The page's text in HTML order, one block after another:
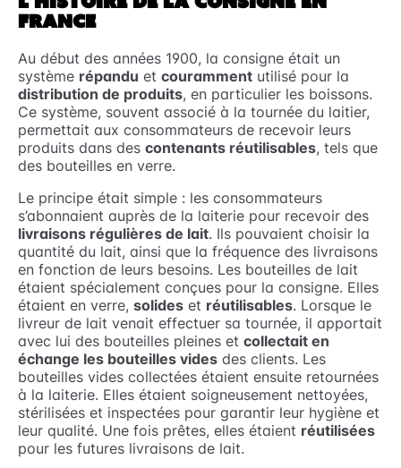
FRANCE
Au début des années 1900, la consigne était un
système répandu et couramment utilisé pour la
distribution de produits, en particulier les boissons.
Ce système, souvent associé à la tournée du laitier,
permettait aux consommateurs de recevoir leurs
produits dans des contenants réutilisables, tels que
des bouteilles en verre.
Le principe était simple : les consommateurs
s’abonnaient auprès de la laiterie pour recevoir des
livraisons régulières de lait. Ils pouvaient choisir la
quantité du lait, ainsi que la fréquence des livraisons
en fonction de leurs besoins. Les bouteilles de lait
étaient spécialement conçues pour la consigne. Elles
étaient en verre, solides et réutilisables. Lorsque le
livreur de lait venait effectuer sa tournée, il apportait
avec lui des bouteilles pleines et collectait en
échange les bouteilles vides des clients. Les
bouteilles vides collectées étaient ensuite retournées
à la laiterie. Elles étaient soigneusement nettoyées,
stérilisées et inspectées pour garantir leur hygiène et
leur qualité. Une fois prêtes, elles étaient réutilisées
pour les futures livraisons de lait.